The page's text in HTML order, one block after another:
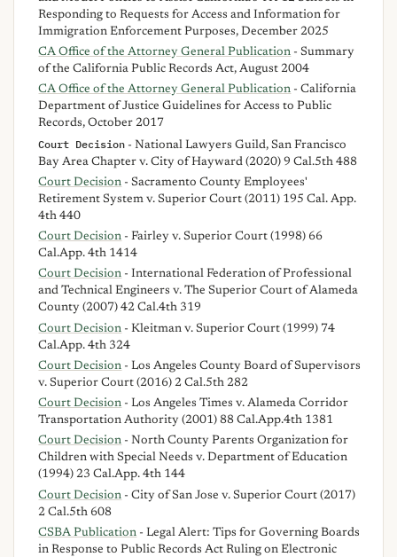
Responding to Requests for Access and Information for
Immigration Enforcement Purposes, December 2025
CA Office of the Attorney General Publication - Summary
of the California Public Records Act, August 2004
CA Office of the Attorney General Publication - California
Department of Justice Guidelines for Access to Public
Records, October 2017
Court Decision - National Lawyers Guild, San Francisco
Bay Area Chapter v. City of Hayward (2020) 9 Cal.5th 488
Court Decision - Sacramento County Employees'
Retirement System v. Superior Court (2011) 195 Cal. App.
4th 440
Court Decision - Fairley v. Superior Court (1998) 66
Cal.App. 4th 1414
Court Decision - International Federation of Professional
and Technical Engineers v. The Superior Court of Alameda
County (2007) 42 Cal.4th 319
Court Decision - Kleitman v. Superior Court (1999) 74
Cal.App. 4th 324
Court Decision - Los Angeles County Board of Supervisors
v. Superior Court (2016) 2 Cal.5th 282
Court Decision - Los Angeles Times v. Alameda Corridor
Transportation Authority (2001) 88 Cal.App.4th 1381
Court Decision - North County Parents Organization for
Children with Special Needs v. Department of Education
(1994) 23 Cal.App. 4th 144
Court Decision - City of San Jose v. Superior Court (2017)
2 Cal.5th 608
CSBA Publication - Legal Alert: Tips for Governing Boards
in Response to Public Records Act Ruling on Electronic